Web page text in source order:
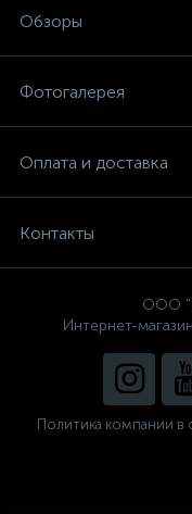
Обзоры
Фотогалерея
Оплата и доставка
Контакты
ООО
Интернет-
Политика компании